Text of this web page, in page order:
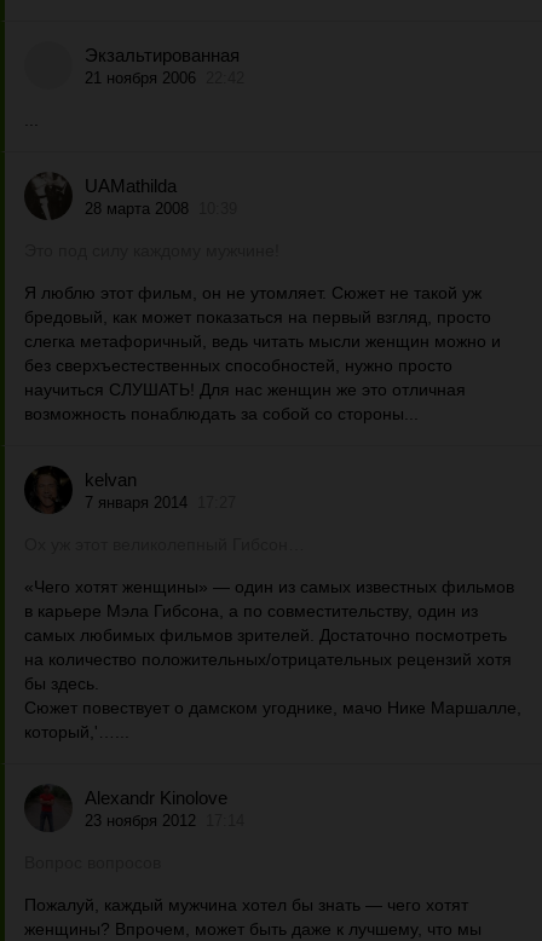
Экзальтированная
21 ноября 2006
UAMathilda
28 марта 2008
Я люблю этот фильм, он не утомляет. Сюжет не такой уж
бредовый, как может показаться на первый взгляд, просто
слегка метафоричный, ведь читать мысли женщин можно и
без сверхъестественных способностей, нужно просто
научиться СЛУШАТЬ! Для нас женщин же это отличная
возможность понаблюдать за собой со стороны...
kelvan
7 января 2014
«Чего хотят женщины» — один из самых известных фильмов
в карьере Мэла Гибсона, а по совместительству, один из
самых любимых фильмов зрителей. Достаточно посмотреть
на количество положительных/отрицательных рецензий хотя
бы здесь.
Сюжет повествует о дамском угоднике, мачо Нике Маршалле,
который,'…...
Alexandr Kinolove
23 ноября 2012
Пожалуй, каждый мужчина хотел бы знать — чего хотят
женщины? Впрочем, может быть даже к лучшему, что мы